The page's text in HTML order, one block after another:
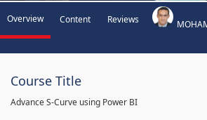
Overview Content Reviews
Course Title
Advance S-Curve using Power BI